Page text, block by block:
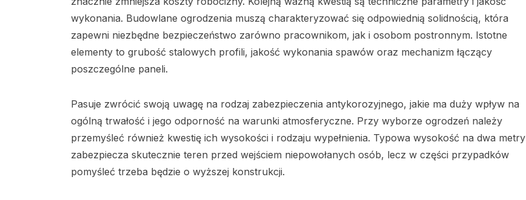
wykonania. Budowlane ogrodzenia muszą charakteryzować się odpowiednią solidnością, która
zapewni niezbędne bezpieczeństwo zarówno pracownikom, jak i osobom postronnym. Istotne
elementy to grubość stalowych profili, jakość wykonania spawów oraz mechanizm łączący
poszczególne paneli.
Pasuje zwrócić swoją uwagę na rodzaj zabezpieczenia antykorozyjnego, jakie ma duży wpływ na
ogólną trwałość i jego odporność na warunki atmosferyczne. Przy wyborze ogrodzeń należy
przemyśleć również kwestię ich wysokości i rodzaju wypełnienia. Typowa wysokość na dwa metry
zabezpiecza skutecznie teren przed wejściem niepowołanych osób, lecz w części przypadków
pomyśleć trzeba będzie o wyższej konstrukcji.